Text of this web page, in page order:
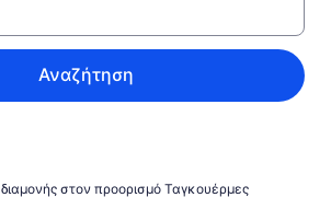
Αναζήτηση
στον προορισμό Ταγκουέρμες